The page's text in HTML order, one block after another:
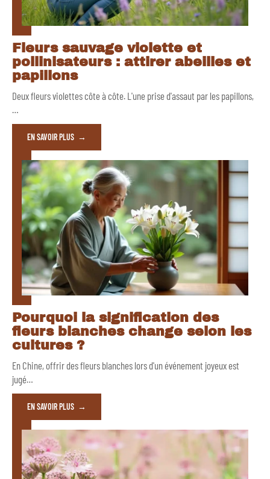
Fleurs sauvage violette et
pollinisateurs : attirer abeilles et
papillons
Deux fleurs violettes côte à côte. L'une prise d'assaut par les papillons,
…
EN SAVOIR PLUS
Pourquoi la signification des
fleurs blanches change selon les
cultures ?
En Chine, offrir des fleurs blanches lors d'un événement joyeux est
jugé…
EN SAVOIR PLUS